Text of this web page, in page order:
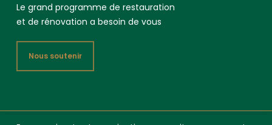
Le grand programme de restauration
et de rénovation a besoin de vous
Nous soutenir